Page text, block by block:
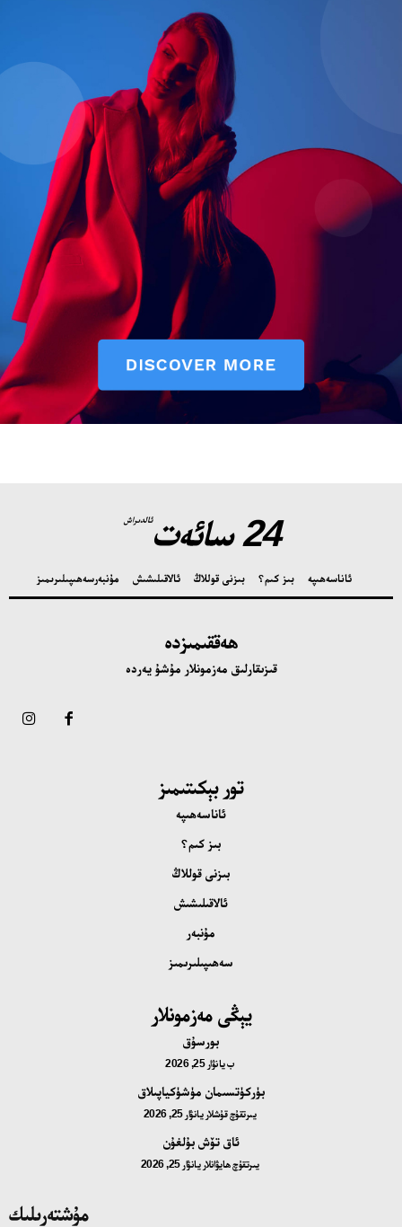
24 سائەت ئالدىراش
ئاناسەھىپە بىز كىم؟ بىزنى قوللاڭ ئالاقىلىشىش مۇنبەرسەھىپىلىرىمىز
ھەققىمىزدە
قىزىقارلىق مەزمونلار مۇشۇ يەردە
تور بېكىتىمىز
ئاناسەھىپە
بىز كىم؟
بىزنى قوللاڭ
ئالاقىلىشىش
مۇنبەر
سەھىپىلىرىمىز
يېڭى مەزمونلار
بورسۇق
بيانۋار 25, 2026
بۈركۈتسىمان مۈشۈكياپىلاق
يىرتقۇچ قۇشلار يانۋار 25, 2026
ئاق تۆش بۇلغۇن
يىرتقۇچ ھايۋانلار يانۋار 25, 2026
مۇشتەرىلىك